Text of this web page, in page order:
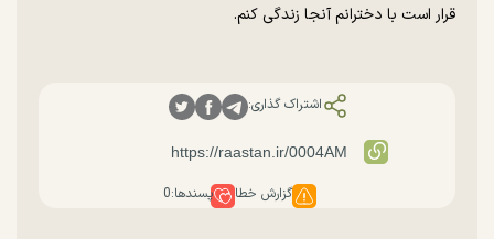
قرار است با دخترانم آنجا زندگی کنم.
اشتراک گذاری:
گزارش خطا پسندها:0